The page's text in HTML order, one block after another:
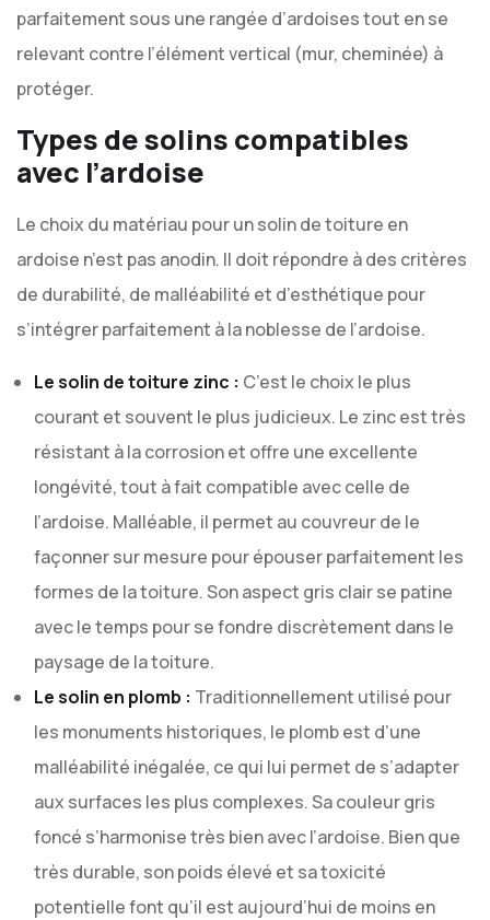
parfaitement sous une rangée d’ardoises tout en se
relevant contre l’élément vertical (mur, cheminée) à
protéger.
Types de solins compatibles
avec l’ardoise
Le choix du matériau pour un solin de toiture en
ardoise n’est pas anodin. Il doit répondre à des critères
de durabilité, de malléabilité et d’esthétique pour
s’intégrer parfaitement à la noblesse de l’ardoise.
Le solin de toiture zinc : C’est le choix le plus
courant et souvent le plus judicieux. Le zinc est très
résistant à la corrosion et offre une excellente
longévité, tout à fait compatible avec celle de
l’ardoise. Malléable, il permet au couvreur de le
façonner sur mesure pour épouser parfaitement les
formes de la toiture. Son aspect gris clair se patine
avec le temps pour se fondre discrètement dans le
paysage de la toiture.
Le solin en plomb : Traditionnellement utilisé pour
les monuments historiques, le plomb est d’une
malléabilité inégalée, ce qui lui permet de s’adapter
aux surfaces les plus complexes. Sa couleur gris
foncé s’harmonise très bien avec l’ardoise. Bien que
très durable, son poids élevé et sa toxicité
potentielle font qu’il est aujourd’hui de moins en